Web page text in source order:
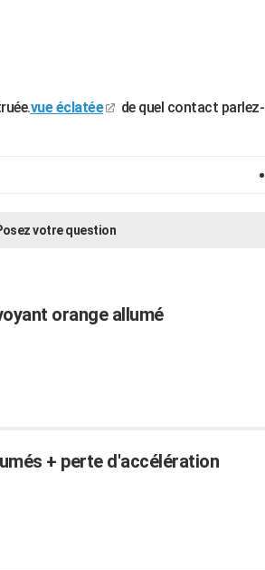
vue éclatée
de quel contact parlez-
votre question
orange allumé
+ perte d'accélération